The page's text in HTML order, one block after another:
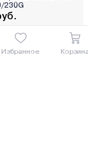
Избранное
230G
руб./мес.